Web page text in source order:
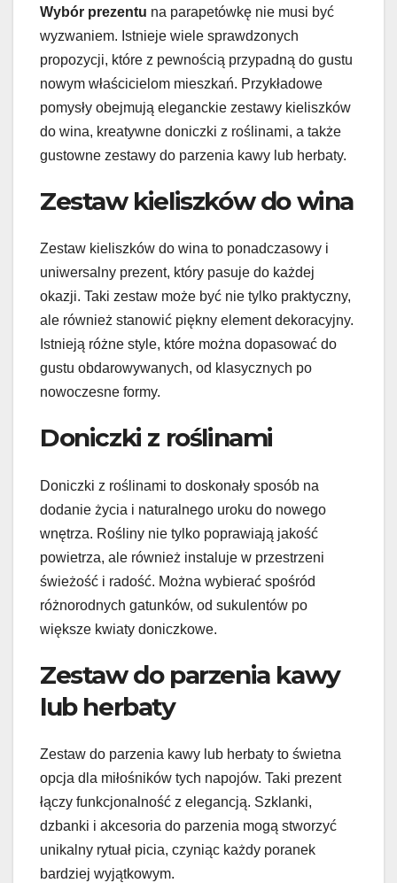
Wybór prezentu na parapetówkę nie musi być
wyzwaniem. Istnieje wiele sprawdzonych
propozycji, które z pewnością przypadną do gustu
nowym właścicielom mieszkań. Przykładowe
pomysły obejmują eleganckie zestawy kieliszków
do wina, kreatywne doniczki z roślinami, a także
gustowne zestawy do parzenia kawy lub herbaty.
Zestaw kieliszków do wina
Zestaw kieliszków do wina to ponadczasowy i
uniwersalny prezent, który pasuje do każdej
okazji. Taki zestaw może być nie tylko praktyczny,
ale również stanowić piękny element dekoracyjny.
Istnieją różne style, które można dopasować do
gustu obdarowywanych, od klasycznych po
nowoczesne formy.
Doniczki z roślinami
Doniczki z roślinami to doskonały sposób na
dodanie życia i naturalnego uroku do nowego
wnętrza. Rośliny nie tylko poprawiają jakość
powietrza, ale również instaluje w przestrzeni
świeżość i radość. Można wybierać spośród
różnorodnych gatunków, od sukulentów po
większe kwiaty doniczkowe.
Zestaw do parzenia kawy
lub herbaty
Zestaw do parzenia kawy lub herbaty to świetna
opcja dla miłośników tych napojów. Taki prezent
łączy funkcjonalność z elegancją. Szklanki,
dzbanki i akcesoria do parzenia mogą stworzyć
unikalny rytuał picia, czyniąc każdy poranek
bardziej wyjątkowym.